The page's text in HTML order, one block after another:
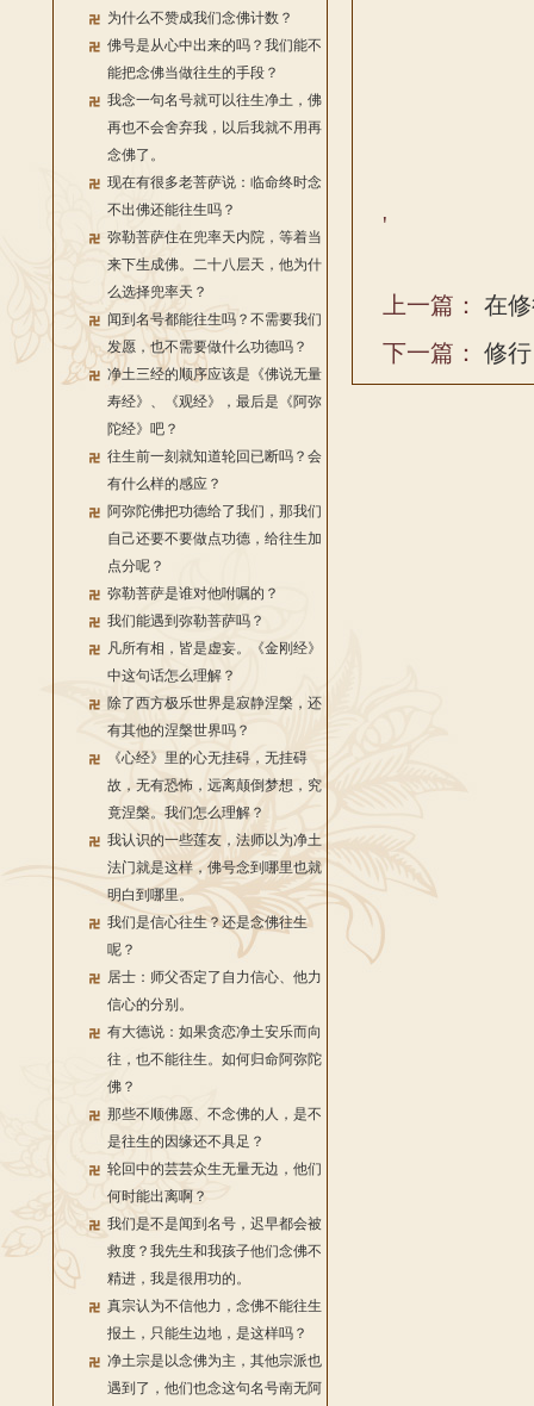
为什么不赞成我们念佛计数？
佛号是从心中出来的吗？我们能不
能把念佛当做往生的手段？
我念一句名号就可以往生净土，佛
再也不会舍弃我，以后我就不用再
念佛了。
现在有很多老菩萨说：临命终时念
不出佛还能往生吗？
弥勒菩萨住在兜率天内院，等着当
来下生成佛。二十八层天，他为什
么选择兜率天？
闻到名号都能往生吗？不需要我们
发愿，也不需要做什么功德吗？
净土三经的顺序应该是《佛说无量
寿经》、《观经》，最后是《阿弥
陀经》吧？
往生前一刻就知道轮回已断吗？会
有什么样的感应？
阿弥陀佛把功德给了我们，那我们
自己还要不要做点功德，给往生加
点分呢？
弥勒菩萨是谁对他咐嘱的？
我们能遇到弥勒菩萨吗？
凡所有相，皆是虚妄。《金刚经》
中这句话怎么理解？
除了西方极乐世界是寂静涅槃，还
有其他的涅槃世界吗？
《心经》里的心无挂碍，无挂碍
故，无有恐怖，远离颠倒梦想，究
竟涅槃。我们怎么理解？
我认识的一些莲友，法师以为净土
法门就是这样，佛号念到哪里也就
明白到哪里。
我们是信心往生？还是念佛往生
呢？
居士：师父否定了自力信心、他力
信心的分别。
有大德说：如果贪恋净土安乐而向
往，也不能往生。如何归命阿弥陀
佛？
那些不顺佛愿、不念佛的人，是不
是往生的因缘还不具足？
轮回中的芸芸众生无量无边，他们
何时能出离啊？
我们是不是闻到名号，迟早都会被
救度？我先生和我孩子他们念佛不
精进，我是很用功的。
真宗认为不信他力，念佛不能往生
报土，只能生边地，是这样吗？
净土宗是以念佛为主，其他宗派也
遇到了，他们也念这句名号南无阿
'
上一篇： 在
下一篇： 修